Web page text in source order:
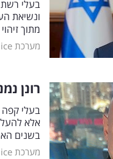
בעלי
ונשיאת
מתוך
מערכת ice
רונן
בעלי קפה
אלא
בשנים
מערכת ice